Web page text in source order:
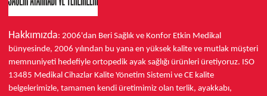
Hakkımızda: 2006'dan Beri Sağlık ve Konfor Etkin Medikal
bünyesinde, 2006 yılından bu yana en yüksek kalite ve mutlak müşteri
memnuniyeti hedefiyle ortopedik ayak sağlığı ürünleri üretiyoruz. ISO
13485 Medikal Cihazlar Kalite Yönetim Sistemi ve CE kalite
belgelerimizle, tamamen kendi üretimimiz olan terlik, ayakkabı,